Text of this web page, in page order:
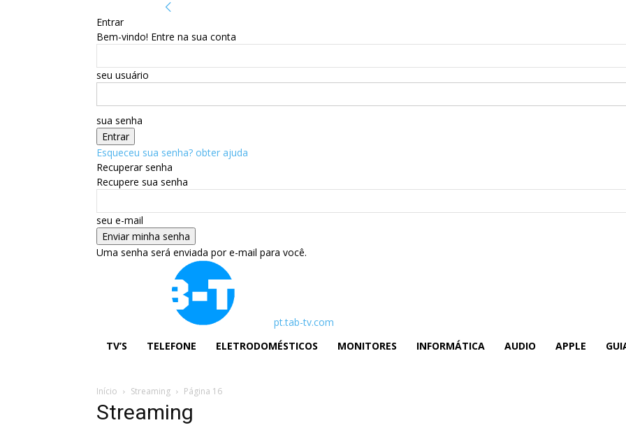
Entrar
Bem-vindo! Entre na sua conta
seu usuário
sua senha
Esqueceu sua senha? obter ajuda
Recuperar senha
Recupere sua senha
seu e-mail
Uma senha será enviada por e-mail para você.
pt.tab-tv.com
TV’S
TELEFONE ELETRODOMÉSTICOS MONITORES INFORMÁTICA AUDIO APPLE
Início Streaming Página 16
Streaming